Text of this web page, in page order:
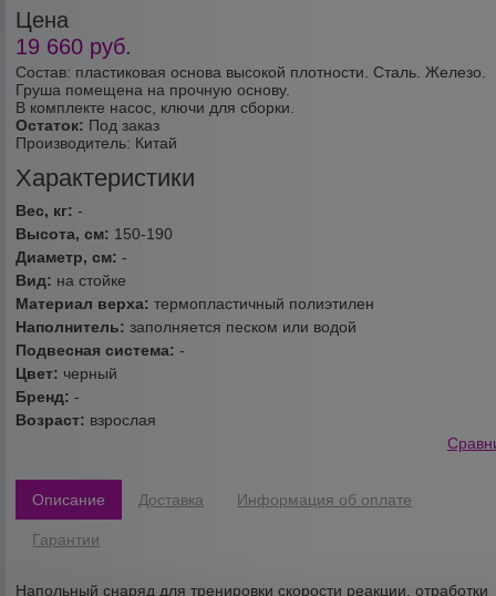
Состав: пластиковая основа высокой плотности. Сталь. Железо.
Груша помещена на прочную основу.
В комплекте насос, ключи для сборки.
Остаток: Под заказ
Производитель: Китай
Характеристики
Вес, кг:-
Высота, см: 150-190
Диаметр, см:-
Вид: на стойке
Материал верха:термопластичный полиэтилен
Наполнитель:заполняется песком или водой
Подвесная система:-
Цвет: черный
Бренд:-
Возраст: взрослая
Цена
19 660 руб.
Описание Доставка Информация об оплате
Гарантии
Напольный снаряд для тренировки скорости реакции, отработки